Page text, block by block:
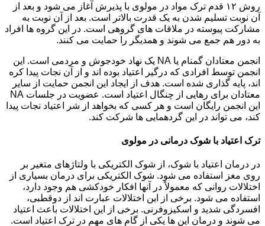
روش ۱۲ قدم ترک مواد در مولوی با پذیرش آغاز می شود و بعد از
آن نوبت تسلیم شدن به یک قدرت بالاتر است. بعد از آن نوبت به
مشارکت پیوسته در ملاقات های گروهی است. در این گروه ها افراد
به دور هم جمع می شوند و همدیگر را حمایت می کنند.
انجمن معتادان گمنام یا NA یک نهاد خودجوش و مردمی است. این
انجمن توسط افرادی که درگیر اعتیاد بوده اند و از آن نجات پیدا کره
اند، پایه گذاری شده است. هدف از ایجاد این انجمن حمایت از سایر
معتادان برای رهایی از چنگال اعتیاد است. عضویت در جلسات NA
این انجمن رایگان است و هر کسی که بخواهد از شر اعتیاد نجات پیدا
کند، می تواند در این گردهمایی ها شرکت کند.
ترک اعتیاد با شوک درمانی در مولوی
در درمان اعتیاد با شوک، از شوک الکتریکی با ولتاژهای متغیر بر
روی مغز استفاده می شود. شوک الکتریکی برای درمان بسیاری از
اختلالات روانی که معمولاً در آنها افکار خودکشی هم وجود دارد،
استفاده می شود. برخی از این اختلالات عبارت اند از دوقطبی،
افسردگی شدید و اسکیزوفرنی. برخی از این اختلالات باعث اعتیاد
می شوند و درمان این ها یکی از گام های مهم در ترک اعتیاد است.